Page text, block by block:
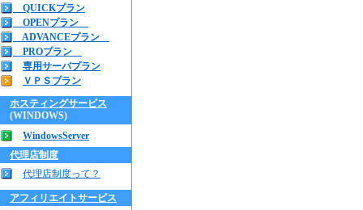
QUICKプラン
OPENプラン
ADVANCEプラン
PROプラン
専用サーバプラン
ＶＰＳプラン
ホスティングサービス
(WINDOWS)
WindowsServer
代理店制度
代理店制度って？
アフィリエイトサービス